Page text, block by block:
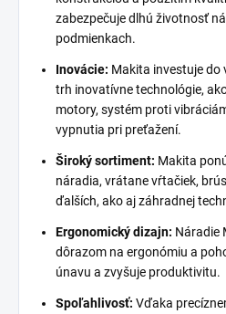
zabezpečuje dlhú životnosť
podmienkach.
Inovácie: Makita investuje do
trh inovatívne technológie,
motory, systém proti
vypnutia pri preťažení.
Široký sortiment: Makita
náradia, vrátane vŕtačiek,
ďalších, ako aj záhradnej
Ergonomický dizajn: Náradie
dôrazom na ergonómiu a
únavu a zvyšuje produktivitu.
Spoľahlivosť: Vďaka